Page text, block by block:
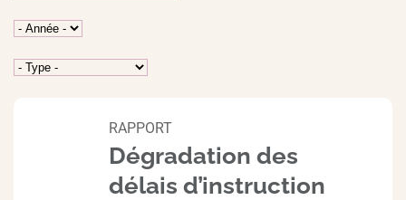
RAPPORT
Dégradation des
délais d’instruction